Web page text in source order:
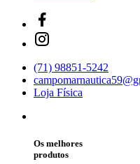
(71) 98851-5242
Loja Física
Os melhores
produtos